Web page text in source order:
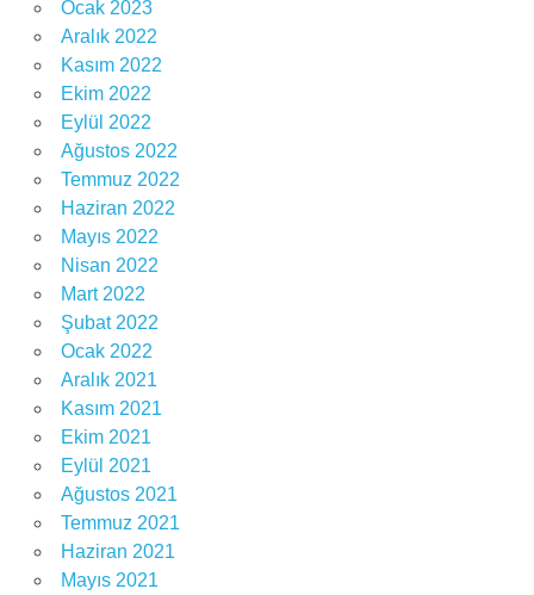
Ocak 2023
Aralık 2022
Kasım 2022
Ekim 2022
Eylül 2022
Ağustos 2022
Temmuz 2022
Haziran 2022
Mayıs 2022
Nisan 2022
Mart 2022
Şubat 2022
Ocak 2022
Aralık 2021
Kasım 2021
Ekim 2021
Eylül 2021
Ağustos 2021
Temmuz 2021
Haziran 2021
Mayıs 2021